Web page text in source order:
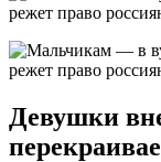
Девушки